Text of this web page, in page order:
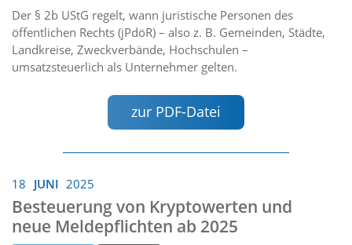
Der § 2b UStG regelt, wann juristische Personen des
öffentlichen Rechts (jPdöR) – also z. B. Gemeinden, Städte,
Landkreise, Zweckverbände, Hochschulen –
umsatzsteuerlich als Unternehmer gelten.
zur PDF-Datei
18 JUNI 2025
Besteuerung von Kryptowerten und
neue Meldepflichten ab 2025